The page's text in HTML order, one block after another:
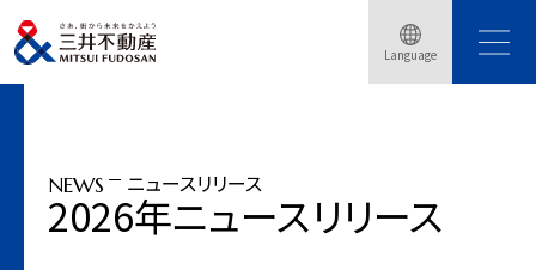
Language
トップページ ニュースリリース
「パークシティ中野」竣工、2026年5月29日（金）街びらき
NEWS ニュースリリース
2026年ニュースリリース